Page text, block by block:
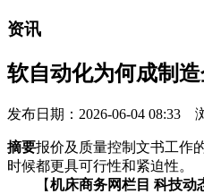
资讯
软自动化为何成制
发布日期：2026-06-04 08:33
摘要报价及质量控制文书工作
时候都更具可行性和紧迫性。
【机床商务网栏目 科技动